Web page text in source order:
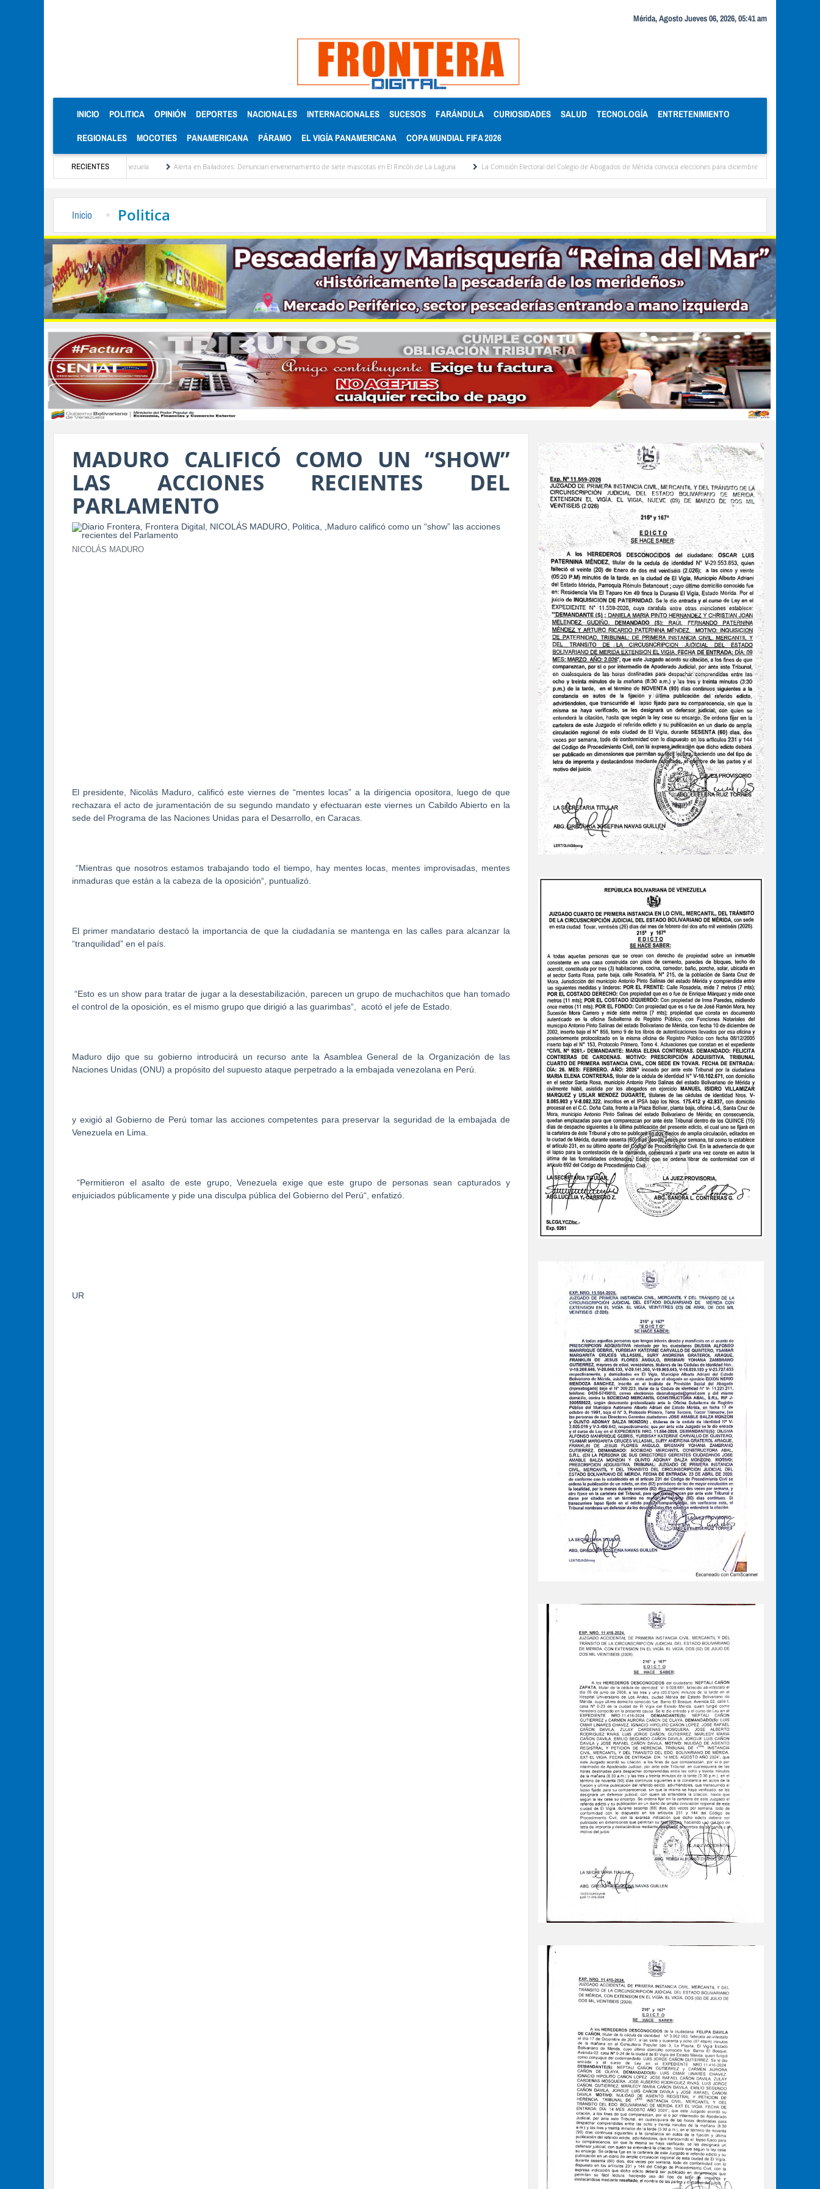
Mérida, Agosto Jueves 06, 2026, 05:41 am
INICIO (CURRENT)
POLITICA OPINIÓN DEPORTES NACIONALES INTERNACIONALES SUCESOS FARÁNDULA CURIOSIDADES SALUD TECNOLOGÍA ENTRETENIMIENTO
REGIONALES MOCOTIES PANAMERICANA PÁRAMO EL VIGÍA PANAMERICANA COPA MUNDIAL FIFA 2026
RECIENTES
de Venezuela Alerta en Bailadores: Denuncian envenenamiento de siete mascotas en El Rincón de La Laguna La Comisión Electoral del Colegio de Abogados de Mérida convoca elecciones para diciembre Miranda concentra casi el 77
Inicio Politica
MADURO CALIFICÓ COMO UN “SHOW”
LAS ACCIONES RECIENTES DEL
PARLAMENTO
NICOLÁS MADURO
El presidente, Nicolás Maduro, calificó este viernes de “mentes locas” a la dirigencia opositora, luego de que
rechazara el acto de juramentación de su segundo mandato y efectuaran este viernes un Cabildo Abierto en la
sede del Programa de las Naciones Unidas para el Desarrollo, en Caracas.
“Mientras que nosotros estamos trabajando todo el tiempo, hay mentes locas, mentes improvisadas, mentes
inmaduras que están a la cabeza de la oposición“, puntualizó.
El primer mandatario destacó la importancia de que la ciudadanía se mantenga en las calles para alcanzar la
“tranquilidad” en el país.
“Esto es un show para tratar de jugar a la desestabilización, parecen un grupo de muchachitos que han tomado
el control de la oposición, es el mismo grupo que dirigió a las guarimbas“,
acotó el jefe de Estado.
Maduro dijo que su gobierno introducirá un recurso ante la Asamblea General de la Organización de las
Naciones Unidas (ONU) a propósito del supuesto ataque perpetrado a la embajada venezolana en Perú.
y exigió al Gobierno de Perú tomar las acciones competentes para preservar la seguridad de la embajada de
Venezuela en Lima.
“Permitieron el asalto de este grupo, Venezuela exige que este grupo de personas sean capturados y
enjuiciados públicamente y pide una disculpa pública del Gobierno del Perú“, enfatizó.
UR